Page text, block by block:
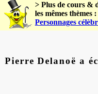
> Plus de cours &
les mêmes thèmes :
Personnages
Pierre Delanoë a